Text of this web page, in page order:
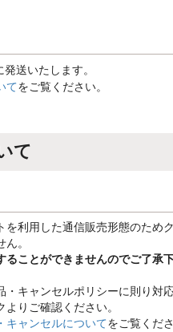
発送いたします。
てをご覧ください。
て
を利用した通信販売形態のため
。
ることができませんのでご了承
・キャンセルポリシーに則り対
りご確認ください。
キャンセルについてをご覧くだ